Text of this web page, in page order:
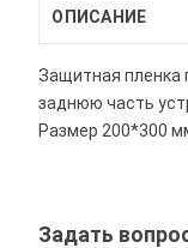
ОПИСАНИЕ
Защитная пленка
заднюю часть
Размер 200*300
Задать